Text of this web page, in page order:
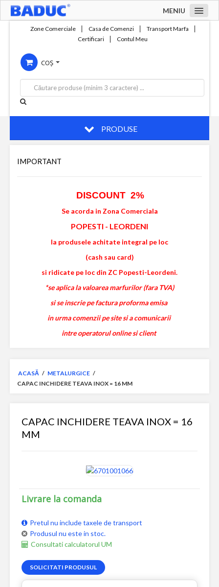
MENIU
Compania
Servicii
Productie
Contact
Zone Comerciale Casa de Comenzi
Transport Marfa
Certificari
Contul Meu
COȘ
PRODUSE
IMPORTANT
DISCOUNT 2%
Se acorda in Zona Comerciala
POPESTI - LEORDENI
la produsele achitate integral pe loc
(cash sau card)
si ridicate pe loc din ZC Popesti-Leordeni.
*se aplica la valoarea marfurilor (fara TVA)
si se inscrie pe factura proforma emisa
in urma comenzii pe site si a comunicarii
intre operatorul online si client
ACASĂ / METALURGICE /
CAPAC INCHIDERE TEAVA INOX = 16 MM
CAPAC INCHIDERE TEAVA INOX = 16
MM
Livrare la comanda
Pretul nu include taxele de transport
Produsul nu este in stoc.
Consultati calculatorul UM
SOLICITATI PRODUSUL